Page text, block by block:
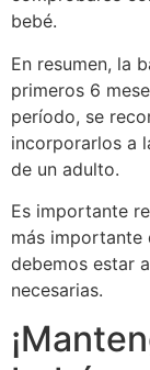
bebé.
En resumen, la
primeros 6
período, se
incorporarlos a
de un adulto.
Es importante
más importante
debemos estar
necesarias.